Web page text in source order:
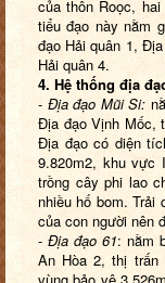
của thôn Roọc,
tiểu đạo này nằm
đạo Hải quân 1,
Hải quân 4.
4. Hệ thống địa
- Địa đạo Mũi Si:
Địa đạo Vịnh Mốc,
Địa đạo có diện
9.820m2, khu vực
trồng cây phi lao
nhiều hố bom. Trải
của con người nên
- Địa đạo 61: nằm
An Hòa 2, thị trấn